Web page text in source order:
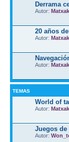
Derrama
Autor:
20 años
Autor:
Autor:
TEMAS
World of
Autor:
Juegos
Autor: